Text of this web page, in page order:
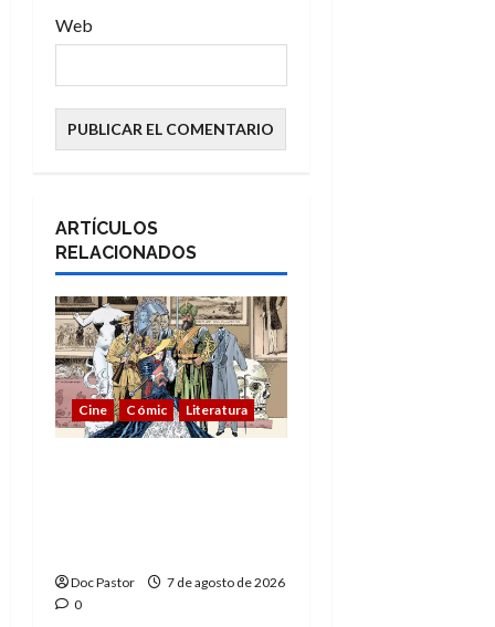
Web
ARTÍCULOS
RELACIONADOS
Cine Cómic Literatura
Doc Pastor
7 de agosto de 2026
0